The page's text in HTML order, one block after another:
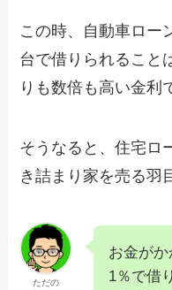
この時、自動車ロー
台で借りられること
りも数倍も高い金利
そうなると、住宅ロ
き詰まり家を売る羽
ただの
お金がか
1％で借